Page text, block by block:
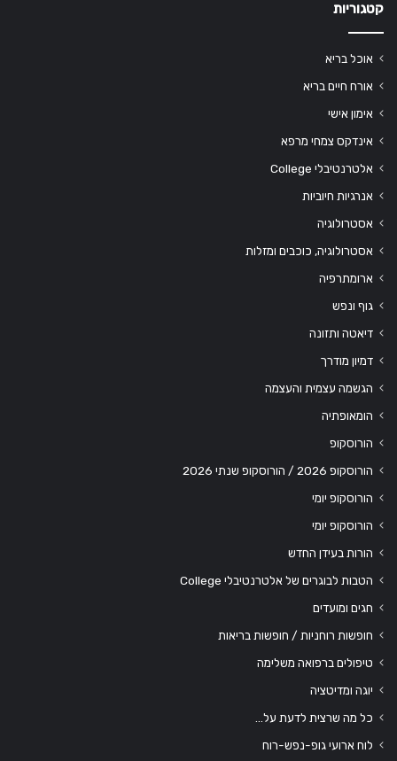
קטגוריות
אוכל בריא
אורח חיים בריא
אימון אישי
אינדקס צמחי מרפא
אלטרנטיבלי College
אנרגיות חיוביות
אסטרולוגיה
אסטרולוגיה, כוכבים ומזלות
ארומתרפיה
גוף ונפש
דיאטה ותזונה
דמיון מודרך
הגשמה עצמית והעצמה
הומאופתיה
הורוסקופ
הורוסקופ 2026 / הורוסקופ שנתי 2026
הורוסקופ יומי
הורוסקופ יומי
הורות בעידן החדש
הטבות לבוגרים של אלטרנטיבלי College
חגים ומועדים
חופשות רוחניות / חופשות בריאות
טיפולים ברפואה משלימה
יוגה ומדיטציה
כל מה שרצית לדעת על…
לוח ארועי גופ-נפש-רוח